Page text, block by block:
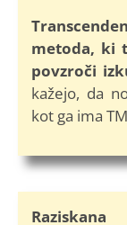
metoda, ki
povzroči
kažejo, da
kot ga ima
Raziskana